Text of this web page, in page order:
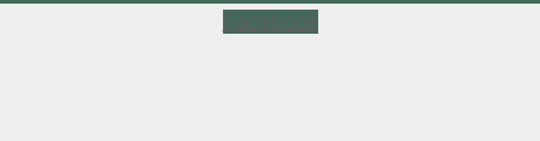
Facebook